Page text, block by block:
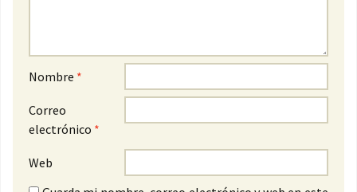
Nombre *
Correo
electrónico *
Web